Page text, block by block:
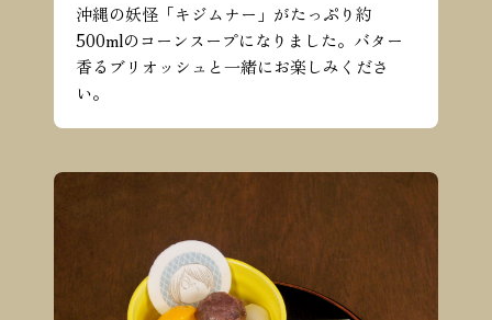
沖縄の妖怪「キジムナー」がたっぷり約
500mlのコーンスープになりました。バター
香るブリオッシュと一緒にお楽しみくださ
い。